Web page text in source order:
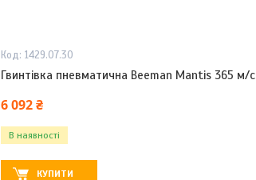
1429.07.30
Гвинтівка пневматична Beeman Mantis 365 м/с
6 092 ₴
В наявності
КУПИТИ